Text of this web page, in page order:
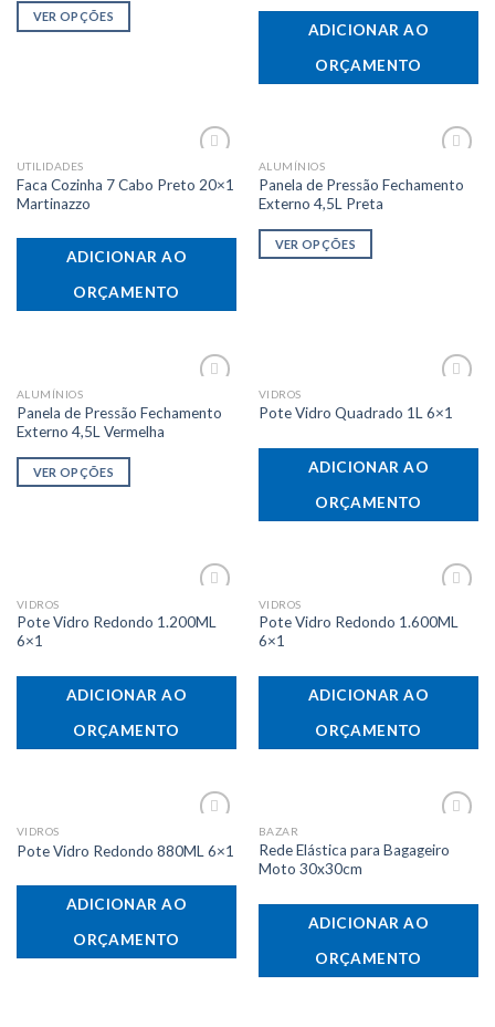
VER OPÇÕES
ADICIONAR AO
ORÇAMENTO
aos meus
UTILIDADES
Faca Cozinha 7 Cabo Preto 20×1
Martinazzo
ADICIONAR AO
ORÇAMENTO
aos meus
ALUMÍNIOS
Panela de Pressão Fechamento
Externo 4,5L Preta
VER OPÇÕES
aos meus
ALUMÍNIOS
Panela de Pressão Fechamento
Externo 4,5L Vermelha
VER OPÇÕES
aos meus
VIDROS
Pote Vidro Quadrado 1L 6×1
ADICIONAR AO
ORÇAMENTO
aos meus
VIDROS
Pote Vidro Redondo 1.200ML
6×1
ADICIONAR AO
ORÇAMENTO
aos meus
VIDROS
Pote Vidro Redondo 1.600ML
6×1
ADICIONAR AO
ORÇAMENTO
aos meus
VIDROS
Pote Vidro Redondo 880ML 6×1
ADICIONAR AO
ORÇAMENTO
aos meus
BAZAR
Rede Elástica para Bagageiro
Moto 30x30cm
ADICIONAR AO
ORÇAMENTO